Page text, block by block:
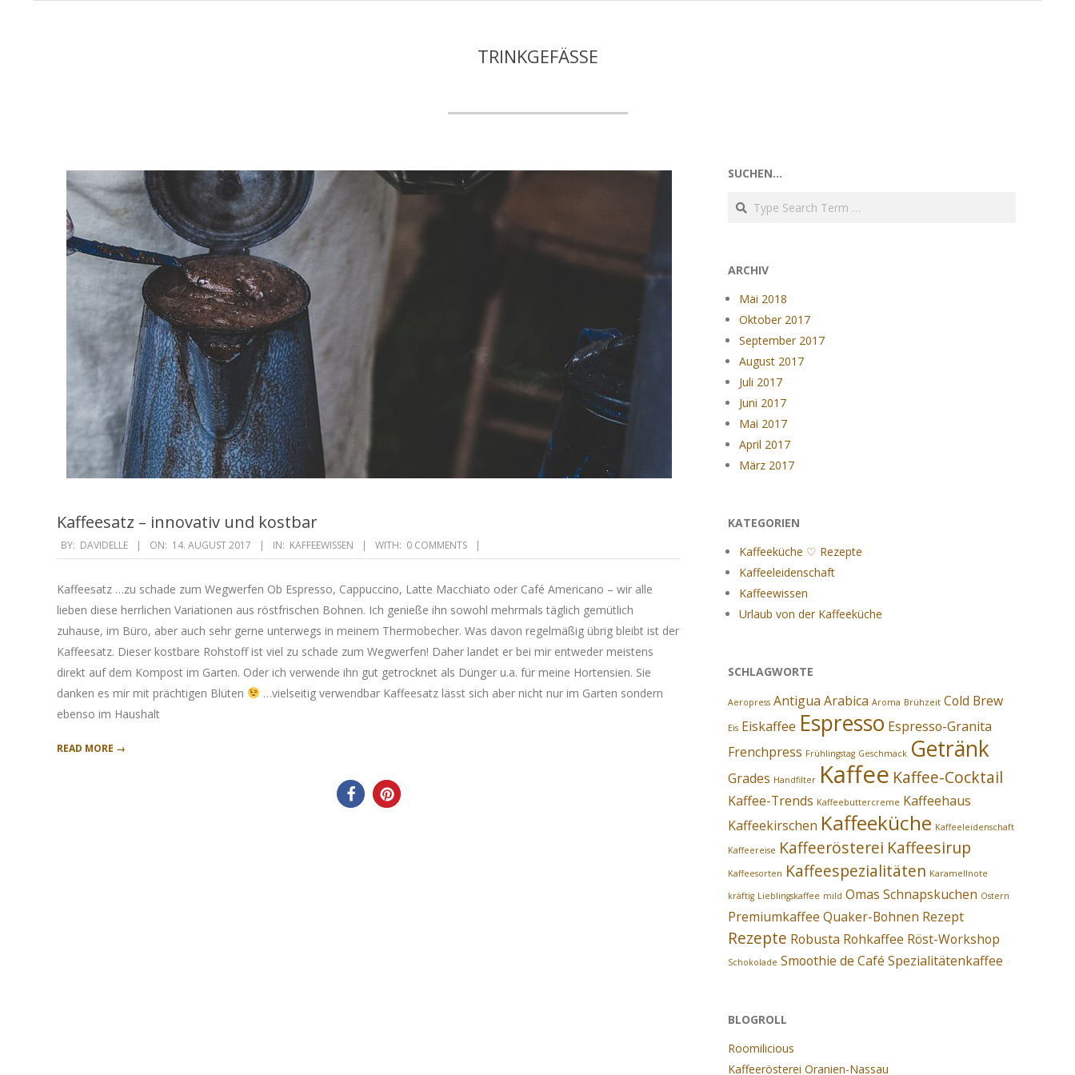
TRINKGEFÄSSE
Kaffeesatz – innovativ und kostbar
2017-
08-
14
BY: DAVIDELLE ON: 14. AUGUST 2017 IN: KAFFEEWISSEN WITH: 0 COMMENTS
Kaffeesatz …zu schade zum Wegwerfen Ob Espresso, Cappuccino, Latte Macchiato oder Café Americano – wir alle
lieben diese herrlichen Variationen aus röstfrischen Bohnen. Ich genieße ihn sowohl mehrmals täglich gemütlich
zuhause, im Büro, aber auch sehr gerne unterwegs in meinem Thermobecher. Was davon regelmäßig übrig bleibt ist der
Kaffeesatz. Dieser kostbare Rohstoff ist viel zu schade zum Wegwerfen! Daher landet er bei mir entweder meistens
direkt auf dem Kompost im Garten. Oder ich verwende ihn gut getrocknet als Dünger u.a. für meine Hortensien. Sie
danken es mir mit prächtigen Blüten
…vielseitig verwendbar Kaffeesatz lässt sich aber nicht nur im Garten sondern
ebenso im Haushalt
READ MORE →
SUCHEN…
Search
ARCHIV
Mai 2018
Oktober 2017
September 2017
August 2017
Juli 2017
Juni 2017
Mai 2017
April 2017
März 2017
KATEGORIEN
Kaffeeküche ♡ Rezepte
Kaffeeleidenschaft
Kaffeewissen
Urlaub von der Kaffeeküche
SCHLAGWORTE
Aeropress Antigua Arabica Aroma Brühzeit Cold Brew
Eis Eiskaffee Espresso Espresso-Granita
Frenchpress Frühlingstag Geschmack Getränk
Grades Handfilter Kaffee Kaffee-Cocktail
Kaffee-Trends Kaffeebuttercreme Kaffeehaus
Kaffeekirschen Kaffeeküche Kaffeeleidenschaft
Kaffeereise Kaffeerösterei Kaffeesirup
Kaffeesorten Kaffeespezialitäten Karamellnote
kräftig Lieblingskaffee mild Omas Schnapskuchen Ostern
Premiumkaffee Quaker-Bohnen Rezept
Rezepte Robusta Rohkaffee Röst-Workshop
Schokolade Smoothie de Café Spezialitätenkaffee
BLOGROLL
Roomilicious
Kaffeerösterei Oranien-Nassau